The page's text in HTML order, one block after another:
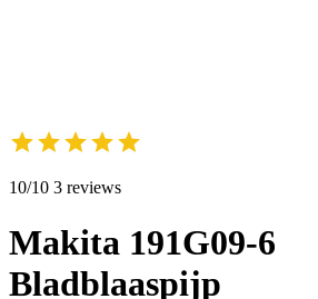
10/10 3 reviews
Makita 191G09-6
Bladblaaspijp